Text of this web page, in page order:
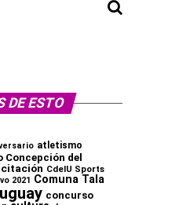
DE ESTO
atletismo
Concepción del
CdelU Sports
2021 Comuna Tala
concurso